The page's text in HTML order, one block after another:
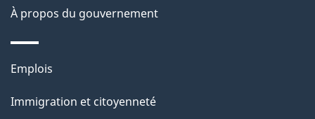
n
s
r
c
À propos du gouvernement
Thèmes
sujets
Emplois
Immigration et citoyenneté